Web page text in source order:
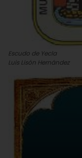
Escudo de Yecla
Luis Lisón Hernández